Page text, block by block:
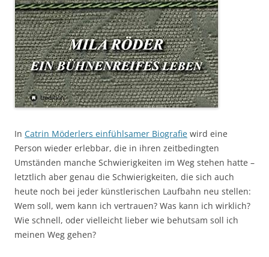
In Catrin Möderlers einfühlsamer Biografie wird eine
Person wieder erlebbar, die in ihren zeitbedingten
Umständen manche Schwierigkeiten im Weg stehen hatte –
letztlich aber genau die Schwierigkeiten, die sich auch
heute noch bei jeder künstlerischen Laufbahn neu stellen:
Wem soll, wem kann ich vertrauen? Was kann ich wirklich?
Wie schnell, oder vielleicht lieber wie behutsam soll ich
meinen Weg gehen?